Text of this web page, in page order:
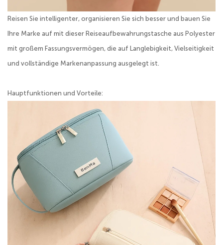
Reisen Sie intelligenter, organisieren Sie sich besser und bauen Sie
Ihre Marke auf mit dieser Reiseaufbewahrungstasche aus Polyester
mit großem Fassungsvermögen, die auf Langlebigkeit, Vielseitigkeit
und vollständige Markenanpassung ausgelegt ist.
Hauptfunktionen und Vorteile: